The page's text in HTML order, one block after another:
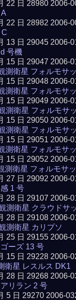
22 日 28980
22 日 28982
C
13 日 29045
号機
15 日 29047 2006-
測衛星 フォルモサ
15 日 29048 2006-
測衛星 フォルモサ
15 日 29049 2006-
測衛星 フォルモサ
15 日 29050 2006-
測衛星 フォルモサ
15 日 29051 2006-
測衛星 フォルモサ
15 日 29052 2006-
測衛星 フォルモサ
27 日 29092 2006-
1 号
28 日 29107 2006-
測衛星 クラウドサ
28 日 29108 2006-
測衛星 カリプソ
25 日 29155
ーズ 13 号
15 日 29228 2006-
衛星 レスルス DK1
28 日 29268 2006-
リラン 2 号
5 日 29270 2006-